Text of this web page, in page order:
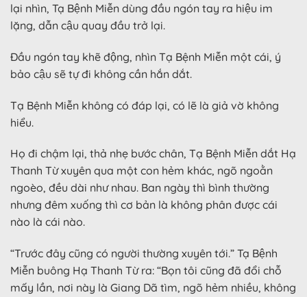
lại nhìn, Tạ Bệnh Miễn dùng đầu ngón tay ra hiệu im
lặng, dẫn cậu quay đầu trở lại.
Đầu ngón tay khẽ động, nhìn Tạ Bệnh Miễn một cái, ý
bảo cậu sẽ tự đi không cần hắn dắt.
Tạ Bệnh Miễn không có đáp lại, có lẽ là giả vờ không
hiểu.
Họ đi chậm lại, thả nhẹ bước chân, Tạ Bệnh Miễn dắt Hạ
Thanh Từ xuyên qua một con hẻm khác, ngõ ngoằn
ngoèo, đều dài như nhau. Ban ngày thì bình thường
nhưng đêm xuống thì cơ bản là không phân được cái
nào là cái nào.
“Trước đây cũng có người thường xuyên tới.” Tạ Bệnh
Miễn buông Hạ Thanh Từ ra: “Bọn tôi cũng đã đổi chỗ
mấy lần, nơi này là Giang Dã tìm, ngõ hẻm nhiều, không